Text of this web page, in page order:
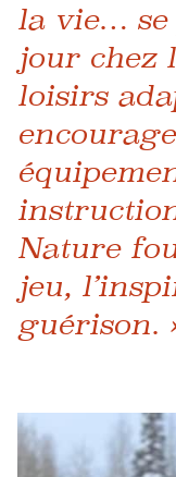
la vie… se
jour chez
loisirs
Nature
jeu,
guérison.